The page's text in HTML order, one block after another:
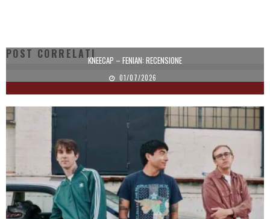
POST CORRELATIKNEECAP – FENIAN: RECENSIONE
01/07/2026